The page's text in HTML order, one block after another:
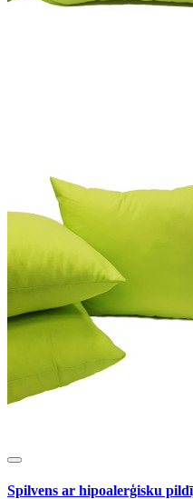
Spilvens ar hipoalerģisku